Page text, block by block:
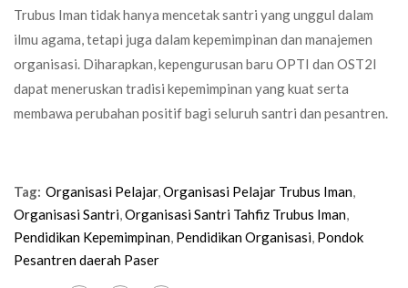
Trubus Iman tidak hanya mencetak santri yang unggul dalam
ilmu agama, tetapi juga dalam kepemimpinan dan manajemen
organisasi. Diharapkan, kepengurusan baru OPTI dan OST2I
dapat meneruskan tradisi kepemimpinan yang kuat serta
membawa perubahan positif bagi seluruh santri dan pesantren.
Tag: Organisasi Pelajar,Organisasi Pelajar Trubus Iman,
Organisasi Santri,Organisasi Santri Tahfiz Trubus Iman,
Pendidikan Kepemimpinan, Pendidikan Organisasi, Pondok
Pesantren daerah Paser